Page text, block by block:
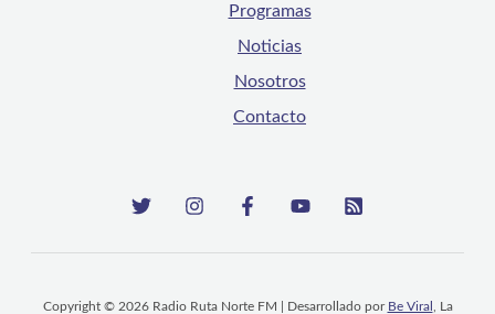
Programas
Noticias
Nosotros
Contacto
Copyright © 2026 Radio Ruta Norte FM | Desarrollado por Be Viral , La